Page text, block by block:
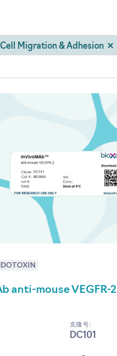
Cell Migration & Adhesion ✕
anti-mouse VEGFR-2
克隆号:
DC101